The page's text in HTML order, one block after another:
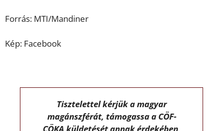
Forrás: MTI/Mandiner
Kép: Facebook
Tisztelettel kérjük a magyar
magánszférát, támogassa a CÖF-